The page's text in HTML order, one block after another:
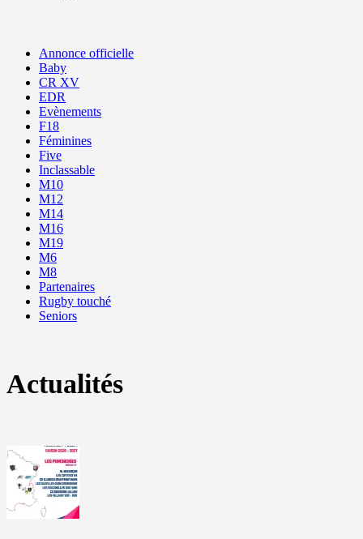
Annonce officielle
Baby
CR XV
EDR
Evènements
F18
Féminines
Five
Inclassable
M10
M12
M14
M16
M19
M6
M8
Partenaires
Rugby touché
Seniors
Actualités